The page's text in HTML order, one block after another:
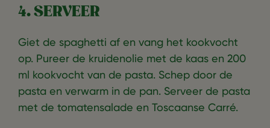
4. SERVEER
Giet de spaghetti af en vang het kookvocht
op. Pureer de kruidenolie met de kaas en 200
ml kookvocht van de pasta. Schep door de
pasta en verwarm in de pan. Serveer de pasta
met de tomatensalade en Toscaanse Carré.